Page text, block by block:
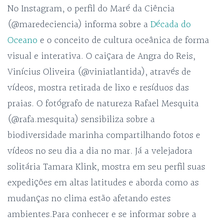
No Instagram, o perfil do Maré da Ciência
(@maredeciencia) informa sobre aDécada do
Oceano e o conceito de cultura oceânica de forma
visual e interativa. O caiçara de Angra do Reis,
Vinícius Oliveira (@viniatlantida), através de
vídeos, mostra retirada de lixo e resíduos das
praias. O fotógrafo de natureza Rafael Mesquita
(@rafa.mesquita) sensibiliza sobre a
biodiversidade marinha compartilhando fotos e
vídeos no seu dia a dia no mar. Já a velejadora
solitária Tamara Klink, mostra em seu perfil suas
expedições em altas latitudes e aborda como as
mudanças no clima estão afetando estes
ambientes.Para conhecer e se informar sobre a